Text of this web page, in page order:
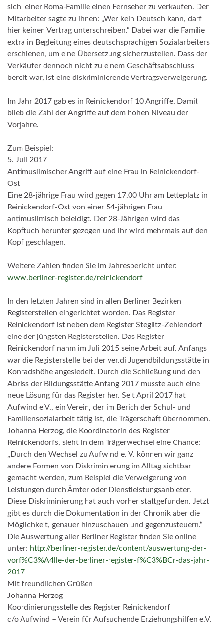
sich, einer Roma-Familie einen Fernseher zu verkaufen. Der
Mitarbeiter sagte zu ihnen: „Wer kein Deutsch kann, darf
hier keinen Vertrag unterschreiben.“ Dabei war die Familie
extra in Begleitung eines deutschsprachigen Sozialarbeiters
erschienen, um eine Übersetzung sicherzustellen. Dass der
Verkäufer dennoch nicht zu einem Geschäftsabschluss
bereit war, ist eine diskriminierende Vertragsverweigerung.
Im Jahr 2017 gab es in Reinickendorf 10 Angriffe. Damit
blieb die Zahl der Angriffe auf dem hohen Niveau der
Vorjahre.
Zum Beispiel:
5. Juli 2017
Antimuslimischer Angriff auf eine Frau in Reinickendorf-
Ost
Eine 28-jährige Frau wird gegen 17.00 Uhr am Letteplatz in
Reinickendorf-Ost von einer 54-jährigen Frau
antimuslimisch beleidigt. Der 28-Jährigen wird das
Kopftuch herunter gezogen und ihr wird mehrmals auf den
Kopf geschlagen.
Weitere Zahlen finden Sie im Jahresbericht unter:
www.berliner-register.de/reinickendorf
In den letzten Jahren sind in allen Berliner Bezirken
Registerstellen eingerichtet worden. Das Register
Reinickendorf ist neben dem Register Steglitz-Zehlendorf
eine der jüngsten Registerstellen. Das Register
Reinickendorf nahm im Juli 2015 seine Arbeit auf. Anfangs
war die Registerstelle bei der ver.di Jugendbildungsstätte in
Konradshöhe angesiedelt. Durch die Schließung und den
Abriss der Bildungsstätte Anfang 2017 musste auch eine
neue Lösung für das Register her. Seit April 2017 hat
Aufwind e.V., ein Verein, der im Berich der Schul- und
Familiensozialarbeit tätig ist, die Trägerschaft übernommen.
Johanna Herzog, die Koordinatorin des Register
Reinickendorfs, sieht in dem Trägerwechsel eine Chance:
„Durch den Wechsel zu Aufwind e. V. können wir ganz
andere Formen von Diskriminierung im Alltag sichtbar
gemacht werden, zum Beispiel die Verweigerung von
Leistungen durch Ämter oder Dienstleistungsanbieter.
Diese Diskriminierung hat auch vorher stattgefunden. Jetzt
gibt es durch die Dokumentation in der Chronik aber die
Möglichkeit, genauer hinzuschauen und gegenzusteuern.“
Die Auswertung aller Berliner Register finden Sie online
unter: http://berliner-register.de/content/auswertung-der-
vorf%C3%A4lle-der-berliner-register-f%C3%BCr-das-jahr-
2017
Mit freundlichen Grüßen
Johanna Herzog
Koordinierungsstelle des Register Reinickendorf
c/o Aufwind – Verein für Aufsuchende Erziehungshilfen e.V.